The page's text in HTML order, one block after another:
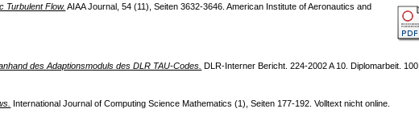
Turbulent Flow. AIAA Journal, 54 (11), Seiten 3632-3646. American Institute of Aeronautics and
des Adaptionsmoduls des DLR TAU-Codes.
DLR-Interner Bericht. 224-2002 A 10. Diplomarbeit. 100
International Journal of Computing Science Mathematics (1), Seiten 177-192. Volltext nicht online.